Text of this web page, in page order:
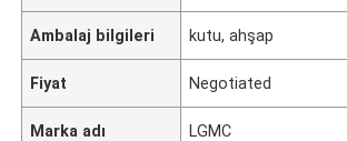
Ambalaj bilgileri kutu, ahşap
Fiyat Negotiated
Marka adı LGMC